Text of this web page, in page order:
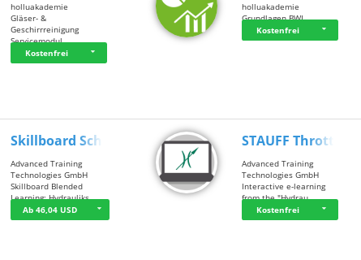
holluakademie
Gläser- &
Geschirrreinigung
Servicemodul
Kostenfrei
holluakademie
Grundlagen BWL
Kostenfrei
Skillboard Schl…
Advanced Training
Technologies GmbH
Skillboard Blended
Learning: Hydrauliks…
Ab 46,04 USD
STAUFF Throttle…
Advanced Training
Technologies GmbH
Interactive e-learning
from the "Hydrau…
Kostenfrei